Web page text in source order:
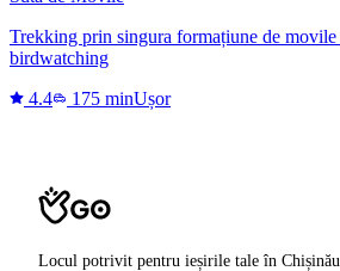
Trekking prin singura formațiune de
birdwatching
4.4
175 minUșor
Locul potrivit pentru ieșirile tale în